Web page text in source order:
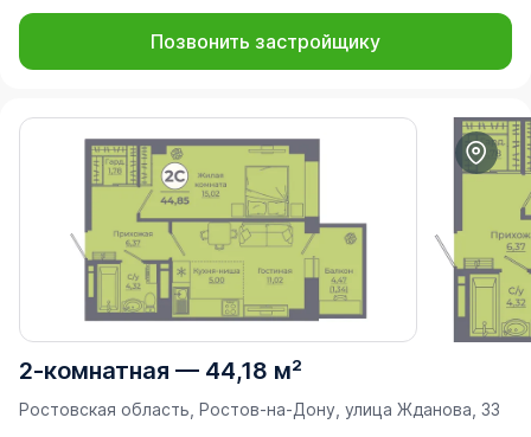
Позвонить застройщику
2-комнатная — 44,18 м²
Ростовская область, Ростов-на-Дону, улица Жданова, 33